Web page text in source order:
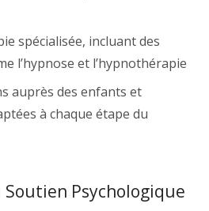
spécialisée, incluant des
l’hypnose et l’hypnothérapie
auprès des enfants et
à chaque étape du
Soutien Psychologique